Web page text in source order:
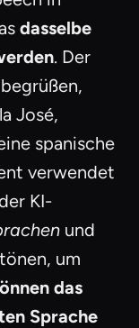
dasselbe
. Der
José,
spanische
verwendet
KI-
und
um
das
Sprache